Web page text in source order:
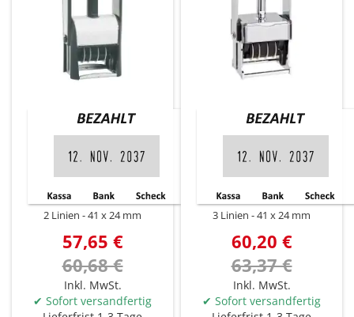
2 Linien 41 x 24 mm
57,65 €
60,68 €
Inkl. MwSt.
✔ Sofort versandfertig
3 Linien 41 x 24 mm
60,20 €
63,37 €
Inkl. MwSt.
✔ Sofort versandfertig